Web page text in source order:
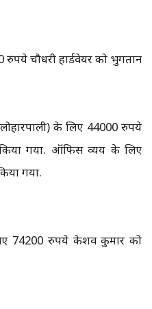
रुपये चौधरी हार्डवेयर को भुगतान
के लिए 44000 रुपये
किया गया. ऑफिस व्यय के लिए
गया.
74200 रुपये केशव कुमार को